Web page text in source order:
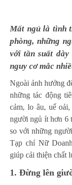
Mất ngủ là tình
phòng, những
với tần suất
nguy cơ mắc
Ngoài ảnh hưởng
những tác động
cảm, lo âu, uể
người ngủ ít hơn 6
so với những
Tạp chí Nữ
giúp cải thiện chất
1. Đừng lên